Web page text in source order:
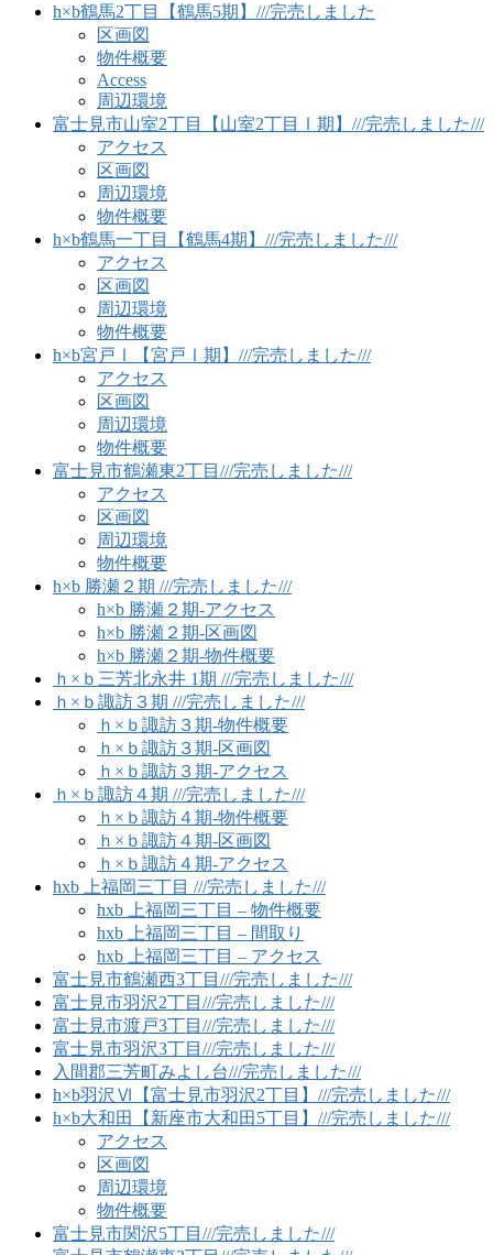
h×b鶴馬2丁目【鶴馬5期】///完売しました
区画図
物件概要
Access
周辺環境
富士見市山室2丁目【山室2丁目Ⅰ期】///完売しました///
アクセス
区画図
周辺環境
物件概要
h×b鶴馬一丁目【鶴馬4期】///完売しました///
アクセス
区画図
周辺環境
物件概要
h×b宮戸Ⅰ【宮戸Ⅰ期】///完売しました///
アクセス
区画図
周辺環境
物件概要
富士見市鶴瀬東2丁目///完売しました///
アクセス
区画図
周辺環境
物件概要
h×b 勝瀬２期 ///完売しました///
h×b 勝瀬２期-アクセス
h×b 勝瀬２期-区画図
h×b 勝瀬２期-物件概要
ｈ×ｂ三芳北永井 1期 ///完売しました///
ｈ×ｂ諏訪３期 ///完売しました///
ｈ×ｂ諏訪３期-物件概要
ｈ×ｂ諏訪３期-区画図
ｈ×ｂ諏訪３期-アクセス
ｈ×ｂ諏訪４期 ///完売しました///
ｈ×ｂ諏訪４期-物件概要
ｈ×ｂ諏訪４期-区画図
ｈ×ｂ諏訪４期-アクセス
hxb 上福岡三丁目 ///完売しました///
hxb 上福岡三丁目 – 物件概要
hxb 上福岡三丁目 – 間取り
hxb 上福岡三丁目 – アクセス
富士見市鶴瀬西3丁目///完売しました///
富士見市羽沢2丁目///完売しました///
富士見市渡戸3丁目///完売しました///
富士見市羽沢3丁目///完売しました///
入間郡三芳町みよし台///完売しました///
h×b羽沢Ⅵ【富士見市羽沢2丁目】///完売しました///
h×b大和田【新座市大和田5丁目】///完売しました///
アクセス
区画図
周辺環境
物件概要
富士見市関沢5丁目///完売しました///